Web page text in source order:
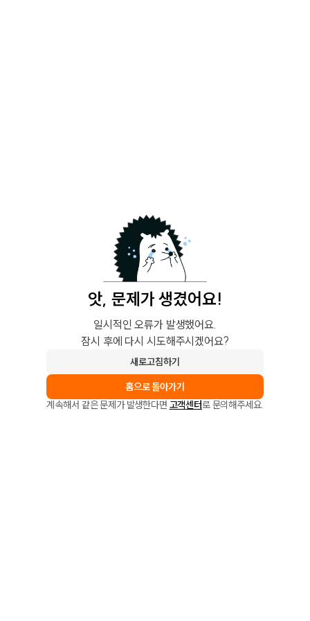
앗, 문제가 생겼어요!
일시적인 오류가 발생했어요.
잠시 후에 다시 시도해주시겠어요?
새로고침하기
홈으로 돌아가기
계속해서 같은 문제가 발생한다면 고객센터로 문의해주세요.